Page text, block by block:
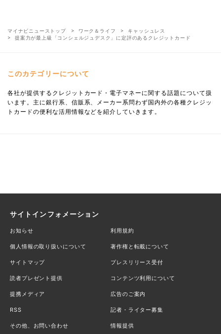
マイナビニューストップ ワーク＆ライフ
キャッシュレス
提案力が最上級「コンシェルジュデスク」に定評のあるクレジットカード
このカテゴリーについて
各社が提供するクレジットカード・電子マネーに関する話題について扱
います。主に銀行系、信販系、メーカー系問わず国内外の各種クレジッ
トカードの便利な活用情報などを紹介していきます。
サイトインフォメーション
お知らせ 利用規約
個人情報の取り扱いについて 著作権と転載について
サイトマップ プレスリリース受付
読者プレゼント提供 コンテンツ利用について
提携メディア 広告のご案内
RSS 記者・ライター募集
その他、お問い合わせ 情報提供